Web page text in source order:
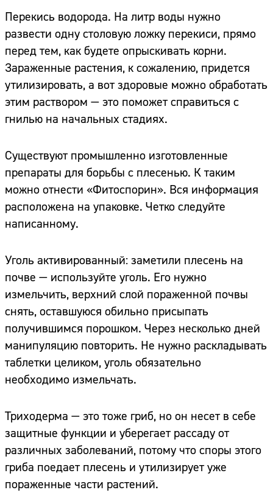
Перекись водорода. На литр воды нужно
развести одну столовую ложку перекиси, прямо
перед тем, как будете опрыскивать корни.
Зараженные растения, к сожалению, придется
утилизировать, а вот здоровые можно обработать
этим раствором — это поможет справиться с
гнилью на начальных стадиях.
Существуют промышленно изготовленные
препараты для борьбы с плесенью. К таким
можно отнести «Фитоспорин». Вся информация
расположена на упаковке. Четко следуйте
написанному.
Уголь активированный: заметили плесень на
почве — используйте уголь. Его нужно
измельчить, верхний слой пораженной почвы
снять, оставшуюся обильно присыпать
получившимся порошком. Через несколько дней
манипуляцию повторить. Не нужно раскладывать
таблетки целиком, уголь обязательно
необходимо измельчать.
Триходерма — это тоже гриб, но он несет в себе
защитные функции и уберегает рассаду от
различных заболеваний, потому что споры этого
гриба поедает плесень и утилизирует уже
пораженные части растений.